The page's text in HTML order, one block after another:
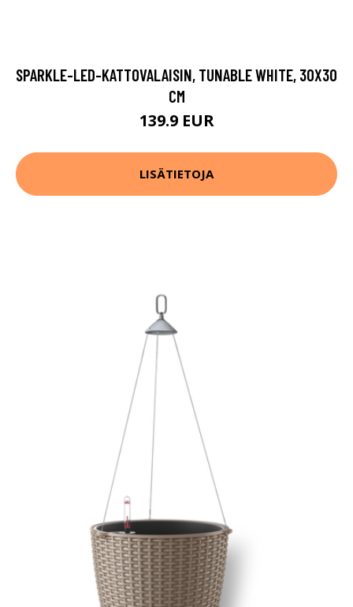
SPARKLE-LED-KATTOVALAISIN, TUNABLE WHITE, 30X30
CM
139.9 EUR
LISÄTIETOJA